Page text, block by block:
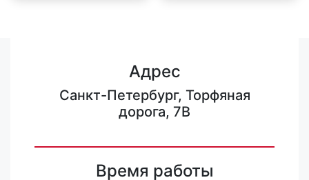
Адрес
Санкт-Петербург, Торфяная
дорога, 7В
Время работы